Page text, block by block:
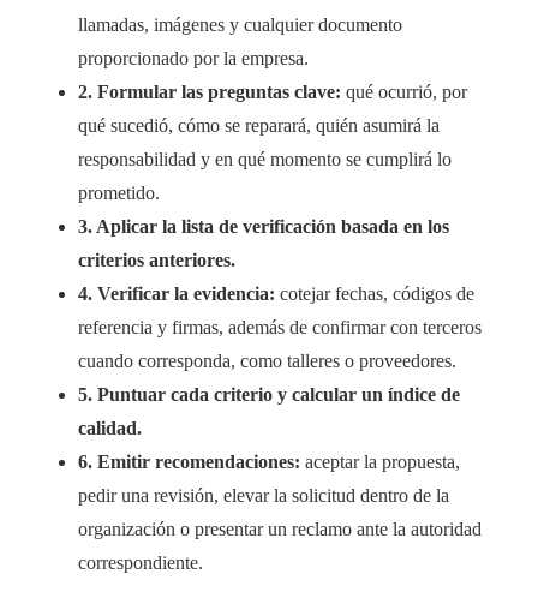
llamadas, imágenes y cualquier documento
proporcionado por la empresa.
2. Formular las preguntas clave: qué ocurrió, por
qué sucedió, cómo se reparará, quién asumirá la
responsabilidad y en qué momento se cumplirá lo
prometido.
3. Aplicar la lista de verificación basada en los
criterios anteriores.
4. Verificar la evidencia: cotejar fechas, códigos de
referencia y firmas, además de confirmar con terceros
cuando corresponda, como talleres o proveedores.
5. Puntuar cada criterio y calcular un índice de
calidad.
6. Emitir recomendaciones: aceptar la propuesta,
pedir una revisión, elevar la solicitud dentro de la
organización o presentar un reclamo ante la autoridad
correspondiente.